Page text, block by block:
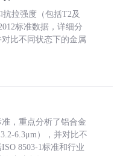
拉强度（包括T2及
标准数据，详细分
比不同状态下的金属
，重点分析了铝合金
6.3μm），并对比不
8503-1标准和行业